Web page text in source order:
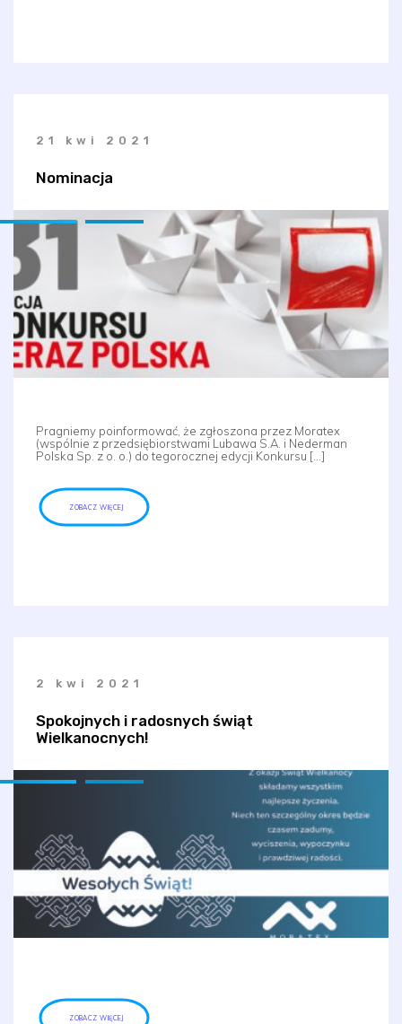
21 kwi 2021
Nominacja
Pragniemy poinformować, że zgłoszona przez Moratex
(wspólnie z przedsiębiorstwami Lubawa S.A. i Nederman
Polska Sp. z o. o.) do tegorocznej edycji Konkursu […]
ZOBACZ WIĘCEJ
2 kwi 2021
Spokojnych i radosnych świąt
Wielkanocnych!
ZOBACZ WIĘCEJ